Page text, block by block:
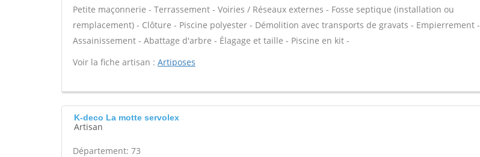
Petite maçonnerie - Terrassement - Voiries / Réseaux externes - Fosse septique (installation ou
remplacement) - Clôture - Piscine polyester - Démolition avec transports de gravats - Empierrement -
Assainissement - Abattage d'arbre - Élagage et taille - Piscine en kit -
Voir la fiche artisan : Artiposes
K-deco La motte servolex
Artisan
Département: 73